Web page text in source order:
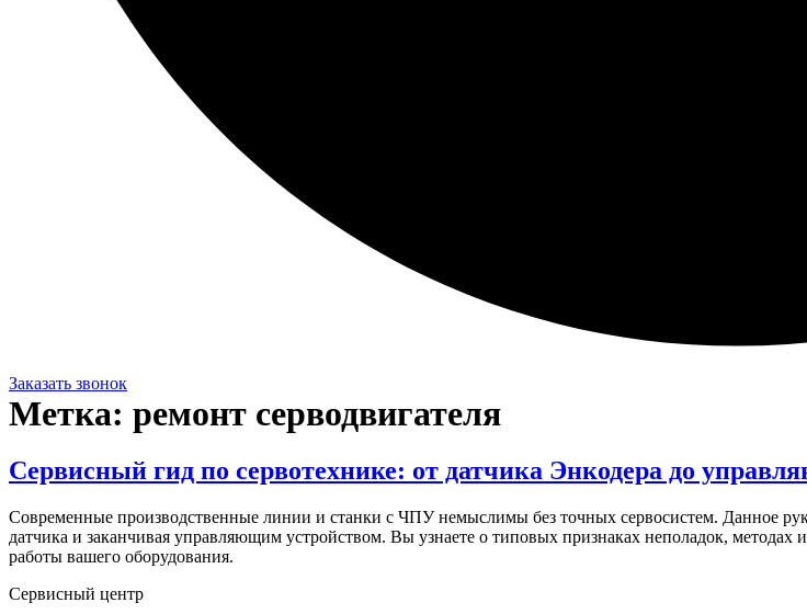
Заказать звонок
Метка: ремонт серводвигателя
Сервисный гид по сервотехнике: от датчика Энкодера до
Современные производственные линии и станки с ЧПУ немыслимы без точных сервосистем. Данное
датчика и заканчивая управляющим устройством. Вы узнаете о типовых признаках неполадок,
работы вашего оборудования.
Сервисный центр